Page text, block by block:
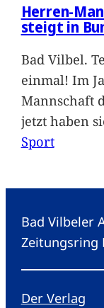
Herren-
steigt in
Bad Vilbel.
einmal! Im
Mannschaft
jetzt haben
Sport
Bad Vilbeler
Zeitungsring
Der Verlag